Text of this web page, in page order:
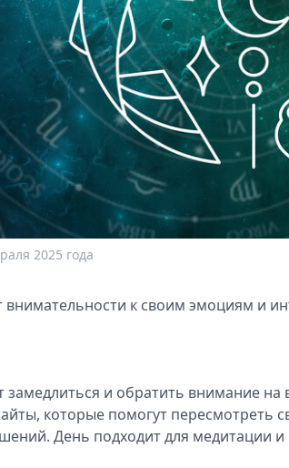
2025 года
внимательности к своим эмоциям и
замедлиться и обратить внимание
которые помогут пересмотреть
День подходит для медитации и